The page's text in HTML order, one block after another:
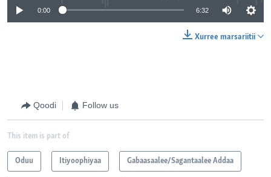
0:00 6:32
Xurree marsariitii
Qoodi Follow us
This item is part of
Oduu Itiyoophiyaa Gabaasaalee/Sagantaalee Addaa